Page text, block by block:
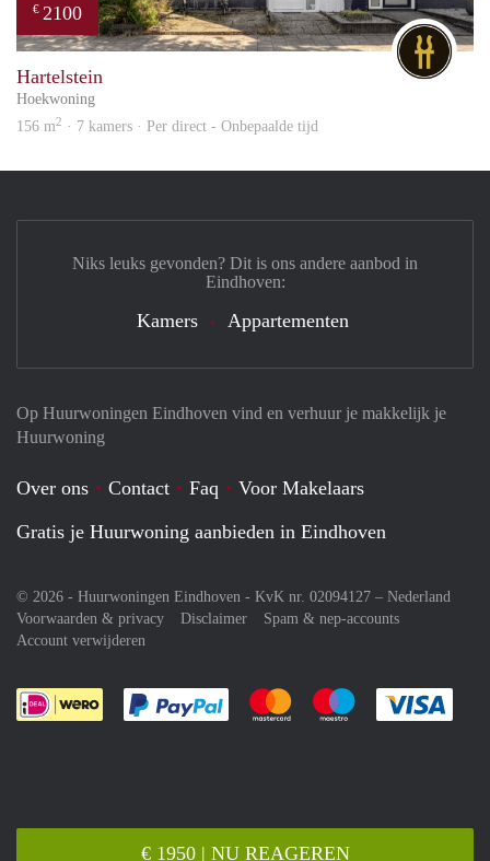
€ 1950 | NU REAGEREN
€ 2100
DG
Hartelstein
Hoekwoning
156 m2 · 7 kamers · Per direct - Onbepaalde tijd
Op Huurwoningen Eindhoven vind en verhuur je makkelijk je
Huurwoning
Over ons Contact Faq
Voor Makelaars
Gratis je Huurwoning aanbieden in Eindhoven
© 2026 - Huurwoningen Eindhoven - KvK nr. 02094127 – Nederland
Voorwaarden & privacy
Disclaimer
Spam & nep-accounts
Account verwijderen
Je rekent gemakkelijk af met Paypal
Je rekent gemakkelijk af met
Je rekent
Niks leuks gevonden? Dit is ons andere aanbod in
Eindhoven:
Kamers Appartementen